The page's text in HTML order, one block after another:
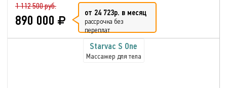
1 112 500 руб.
890 000 от 24 723р. в месяц
рассрочка без
переплат
Starvac S One
Массажер для тела